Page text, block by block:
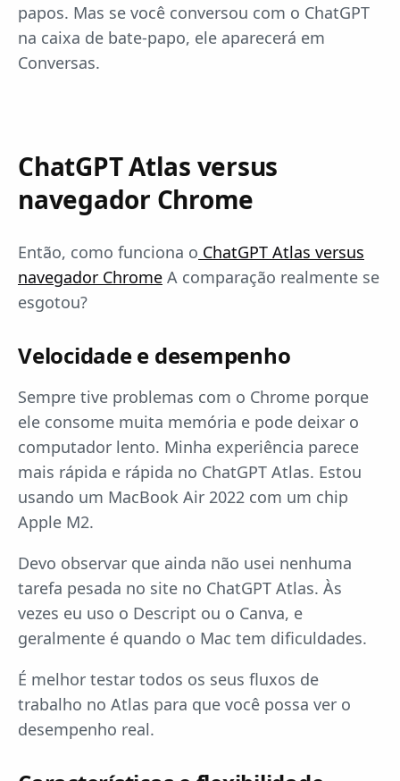
papos. Mas se você conversou com o ChatGPT
na caixa de bate-papo, ele aparecerá em
Conversas.
ChatGPT Atlas versus
navegador Chrome
Então, como funciona o ChatGPT Atlas versus
navegador Chrome A comparação realmente se
esgotou?
Velocidade e desempenho
Sempre tive problemas com o Chrome porque
ele consome muita memória e pode deixar o
computador lento. Minha experiência parece
mais rápida e rápida no ChatGPT Atlas. Estou
usando um MacBook Air 2022 com um chip
Apple M2.
Devo observar que ainda não usei nenhuma
tarefa pesada no site no ChatGPT Atlas. Às
vezes eu uso o Descript ou o Canva, e
geralmente é quando o Mac tem dificuldades.
É melhor testar todos os seus fluxos de
trabalho no Atlas para que você possa ver o
desempenho real.